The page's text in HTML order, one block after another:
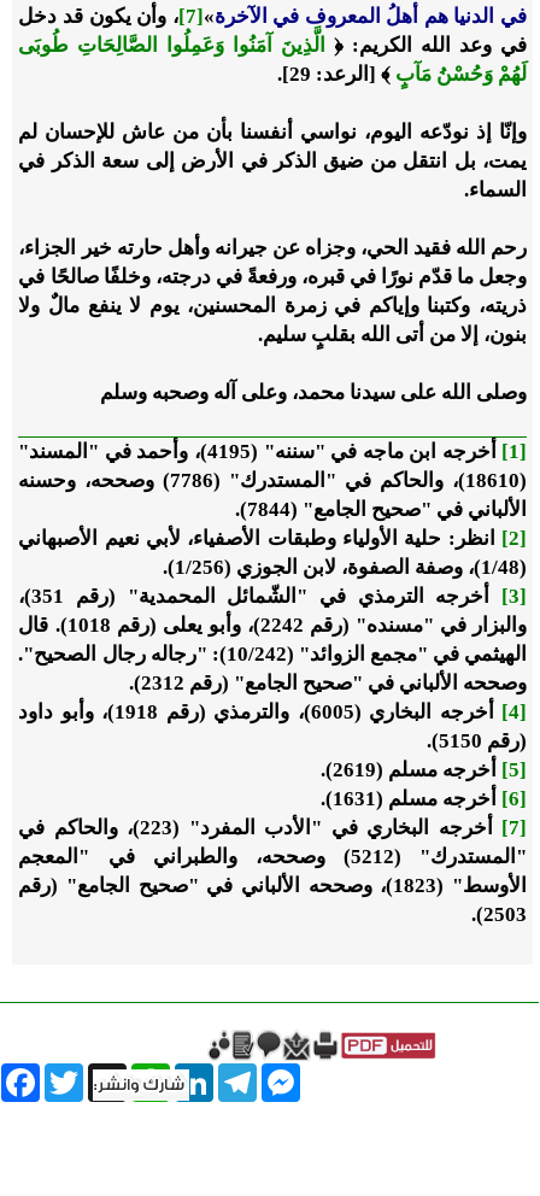
في الدنيا هم أهلُ المعروف في الآخرة»
[7]
، وأن يكون قد دخل
في وعد الله الكريم: ﴿
الَّذِينَ آمَنُوا وَعَمِلُوا الصَّالِحَاتِ طُوبَى
لَهُمْ وَحُسْنُ مَآبٍ ﴾ [الرعد: 29].
وإنّا إذ نودّعه اليوم، نواسي أنفسنا بأن من عاش للإحسان لم
يمت، بل انتقل من ضيق الذكر في الأرض إلى سعة الذكر في
السماء.
رحم الله فقيد الحي، وجزاه عن جيرانه وأهل حارته خير الجزاء،
وجعل ما قدّم نورًا في قبره، ورفعةً في درجته، وخلفًا صالحًا في
ذريته، وكتبنا وإياكم في زمرة المحسنين، يوم لا ينفع مالٌ ولا
بنون، إلا من أتى الله بقلبٍ سليم.
وصلى الله على سيدنا محمد، وعلى آله وصحبه وسلم
[1]
أخرجه ابن ماجه في "سننه" (4195)، وأحمد في "المسند"
(18610)، والحاكم في "المستدرك" (7786) وصححه، وحسنه
الألباني في "صحيح الجامع" (7844).
[2]
انظر: حلية الأولياء وطبقات الأصفياء، لأبي نعيم الأصبهاني
(1/48)، وصفة الصفوة، لابن الجوزي (1/256).
[3]
أخرجه الترمذي في "الشّمائل المحمدية" (رقم 351)،
والبزار في "مسنده" (رقم 2242)، وأبو يعلى (رقم 1018). قال
الهيثمي في "مجمع الزوائد" (10/242): "رجاله رجال الصحيح".
وصححه الألباني في "صحيح الجامع" (رقم 2312).
[4]
أخرجه البخاري (6005)، والترمذي (رقم 1918)، وأبو داود
(رقم 5150).
[5]
أخرجه مسلم (2619).
[6]
أخرجه مسلم (1631).
[7]
أخرجه البخاري في "الأدب المفرد" (223)، والحاكم في
"المستدرك" (5212) وصححه، والطبراني في "المعجم
الأوسط" (1823)، وصححه الألباني في "صحيح الجامع" (رقم
2503).
Twitter X
WhatsAppLinkedInTelegram
Messenger